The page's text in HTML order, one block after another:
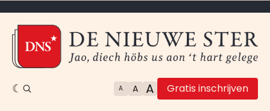
A A A Gratis inschrijven